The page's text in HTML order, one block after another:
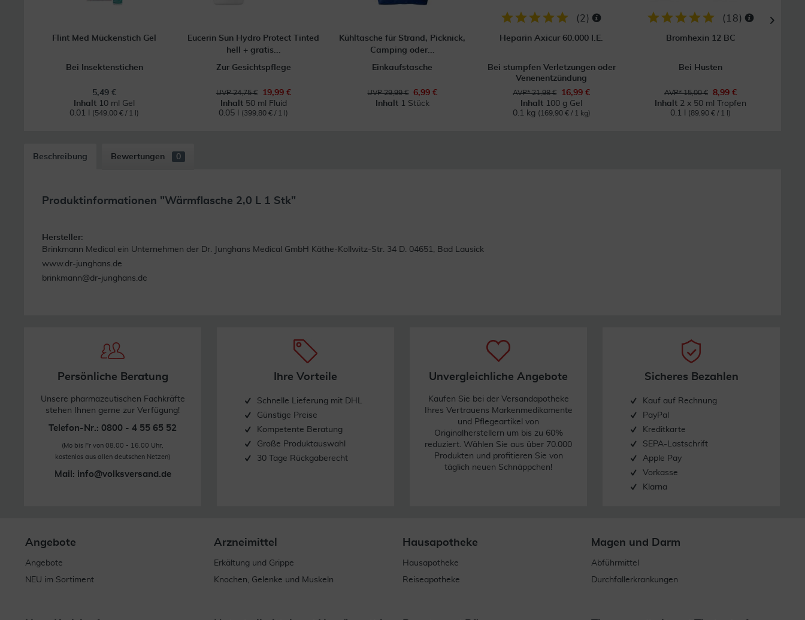
Flint Med Mückenstich Gel
Bei Insektenstichen
5,49 €
Inhalt 10 ml Gel
0.01 l
(549,00 € / 1 l)
Eucerin Sun Hydro Protect Tinted
hell + gratis...
Zur Gesichtspflege
UVP 24,75 €
19,99 €
Inhalt 50 ml Fluid
0.05 l
(399,80 € / 1 l)
Kühltasche für Strand, Picknick,
Camping oder...
Einkaufstasche
UVP 29,99 €
6,99 €
Inhalt 1 Stück
(2 )
Heparin Axicur 60.000 I.E.
Bei stumpfen Verletzungen oder
Venenentzündung
AVP* 21,98 €
16,99 €
Inhalt 100 g Gel
0.1 kg (169,90 € / 1 kg)
( 18)
Bromhexin 12 BC
Bei Husten
AVP* 15,00 €
8,99 €
Inhalt 2 x 50 ml Tropfen
0.1 l
(89,90 € / 1 l)
Beschreibung Bewertungen 0
Produktinformationen "Wärmflasche 2,0 L 1 Stk"
Hersteller:
Brinkmann Medical ein Unternehmen der Dr. Junghans Medical GmbH Käthe-Kollwitz-Str. 34 D. 04651, Bad Lausick
www.dr-junghans.de
brinkmann@dr-junghans.de
Persönliche Beratung
Unsere pharmazeutischen Fachkräfte
stehen Ihnen gerne zur Verfügung!
Telefon-Nr.: 0800 - 4 55 65 52
(Mo bis Fr von 08.00 - 16.00 Uhr,
kostenlos aus allen deutschen Netzen)
Mail: info@volksversand.de
Ihre Vorteile
Schnelle Lieferung mit DHL
Günstige Preise
Kompetente Beratung
Große Produktauswahl
30 Tage Rückgaberecht
Unvergleichliche Angebote
Kaufen Sie bei der Versandapotheke
Ihres Vertrauens Markenmedikamente
und Pflegeartikel von
Originalherstellern um bis zu 60%
reduziert. Wählen Sie aus über 70.000
Produkten und profitieren Sie von
täglich neuen Schnäppchen!
Sicheres Bezahlen
Kauf auf Rechnung
PayPal
Kreditkarte
SEPA-Lastschrift
Apple Pay
Vorkasse
Klarna
Angebote
Angebote
NEU im Sortiment
Arzneimittel
Erkältung und Grippe
Knochen, Gelenke und Muskeln
Hausapotheke
Hausapotheke
Reiseapotheke
Magen und Darm
Abführmittel
Durchfallerkrankungen